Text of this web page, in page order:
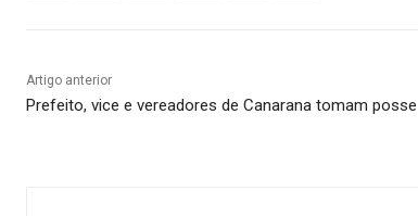
Artigo anterior
Prefeito, vice e vereadores de Canarana tomam posse